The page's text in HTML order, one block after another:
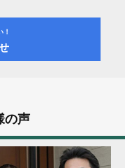
の声